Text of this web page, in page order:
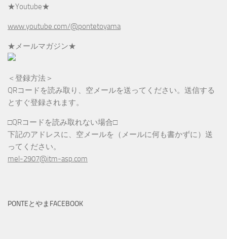
★Youtube★
www.youtube.com/@pontetoyama
★メールマガジン★
＜登録方法＞
QRコードを読み取り、空メールを送ってください。送信する
とすぐ登録されます。
□QRコードを読み取れない場合□
下記のアドレスに、空メールを（メールに何も書かずに）送
ってください。
mel-2907@itm-asp.com
PONTEとやまFACEBOOK